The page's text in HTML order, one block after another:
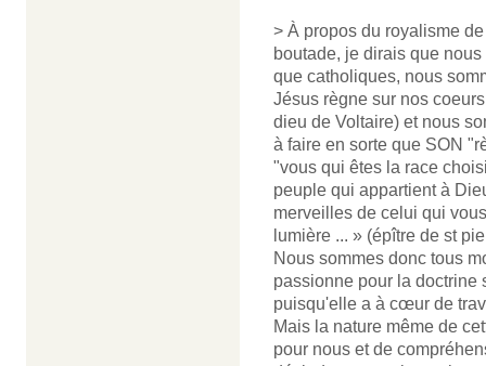
> À propos du royalisme
boutade, je dirais que
que catholiques, nous
Jésus règne sur nos
dieu de Voltaire) et nous
à faire en sorte que SON
"vous qui êtes la race
peuple qui appartient à
merveilles de celui qui
lumière ... » (épître de st
Nous sommes donc tous
passionne pour la doctrine
puisqu'elle a à cœur de
Mais la nature même de
pour nous et de